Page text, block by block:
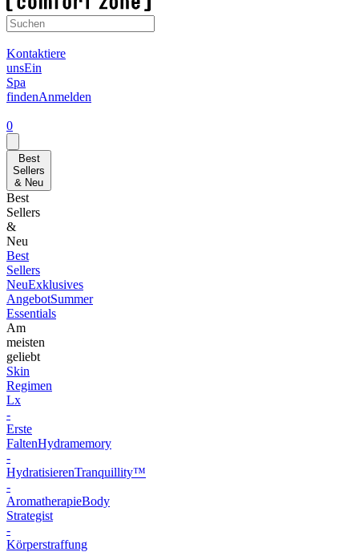
Kontaktiere
unsEin
Spa
findenAnmelden
0
Best
Sellers
& Neu
Best
Sellers
&
Neu
Best
Sellers
NeuExklusives
AngebotSummer
Essentials
Am
meisten
geliebt
Skin
Regimen
Lx
-
Erste
FaltenHydramemory
-
HydratisierenTranquillity™
-
AromatherapieBody
Strategist
-
Körperstraffung